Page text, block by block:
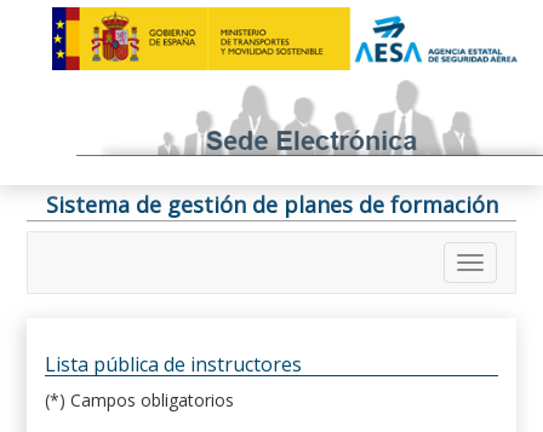
Sistema de gestión de planes de formación
Lista pública de instructores
(*) Campos obligatorios